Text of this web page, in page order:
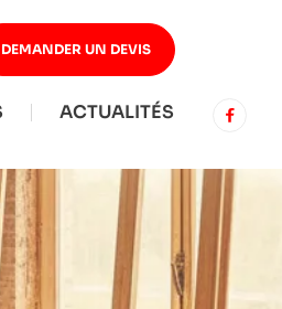
DEMANDER UN DEVIS
ACTUALITÉS